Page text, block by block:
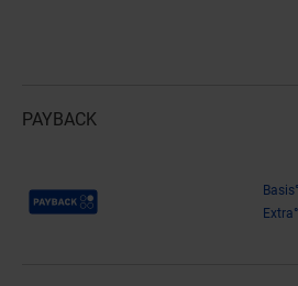
PAYBACK
Payback Punkte